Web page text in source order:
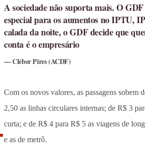
A sociedade não suporta mais. O
especial para os aumentos no IPTU,
calada da noite, o GDF decide que
conta é o empresário
Cléber Pires (ACDF)
Com os novos valores, as passagens sobem
2,50 as linhas circulares internas; de R$ 3
curta; e de R$ 4 para R$ 5 as viagens de
e as de metrô.